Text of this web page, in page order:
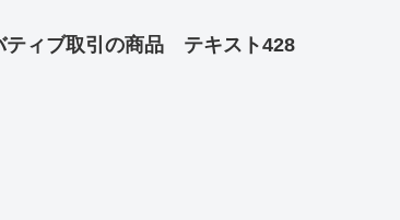
ィブ取引の商品 テキスト428